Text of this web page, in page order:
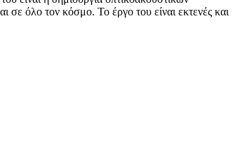
σε όλο τον κόσμο. Το έργο του είναι εκτενές και